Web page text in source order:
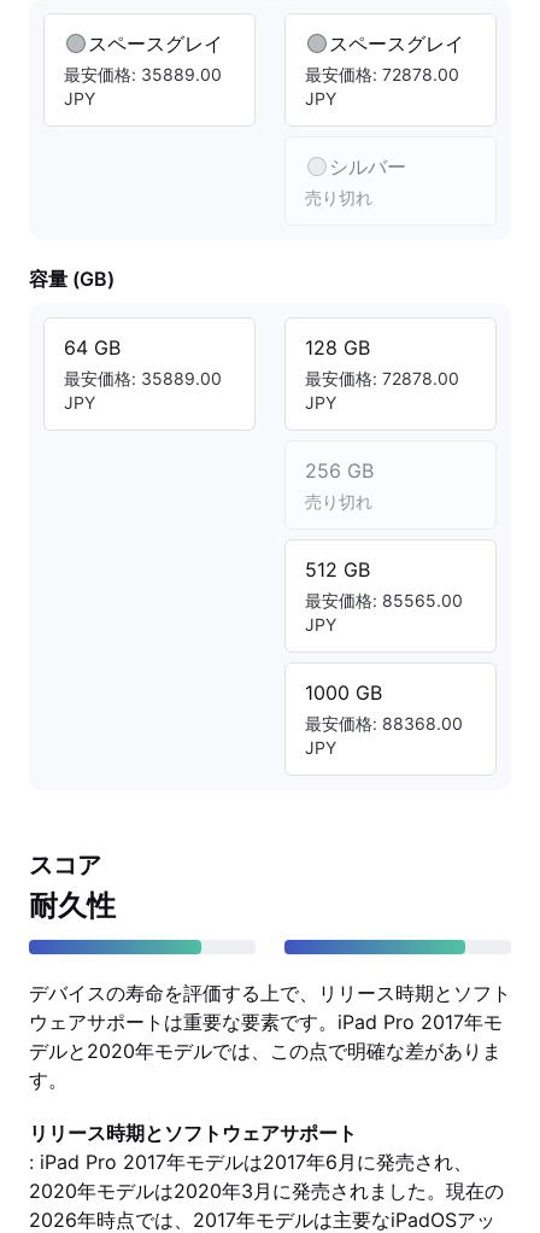
スペースグレイ
最安価格: 35889.00
JPY
スペースグレイ
最安価格: 72878.00
JPY
シルバー
売り切れ
容量 (GB)
64 GB
最安価格: 35889.00
JPY
128 GB
最安価格: 72878.00
JPY
256 GB
売り切れ
512 GB
最安価格: 85565.00
JPY
1000 GB
最安価格: 88368.00
JPY
スコア
耐久性
デバイスの寿命を評価する上で、リリース時期とソフト
ウェアサポートは重要な要素です。iPad Pro 2017年モ
デルと2020年モデルでは、この点で明確な差がありま
す。
リリース時期とソフトウェアサポート
: iPad Pro 2017年モデルは2017年6月に発売され、
2020年モデルは2020年3月に発売されました。現在の
2026年時点では、2017年モデルは主要なiPadOSアッ